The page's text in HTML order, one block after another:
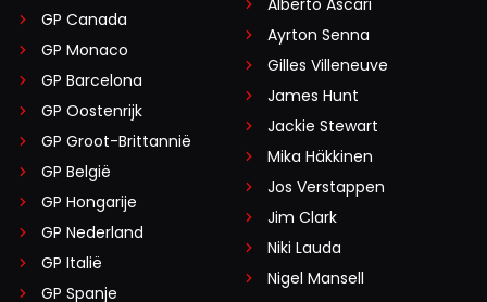
GP Canada
GP Monaco
GP Barcelona
GP Oostenrijk
GP Groot-Brittannië
GP België
GP Hongarije
GP Nederland
GP Italië
GP Spanje
Alberto Ascari
Ayrton Senna
Gilles Villeneuve
James Hunt
Jackie Stewart
Mika Häkkinen
Jos Verstappen
Jim Clark
Niki Lauda
Nigel Mansell